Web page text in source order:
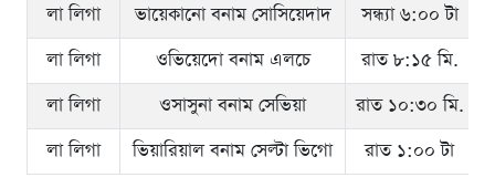
লা লিগা
ভায়েকানো বনাম সোসিয়েদাদ
সন্ধ্যা ৬:০০ টা
লা লিগা
ওভিয়েদো বনাম এলচে
রাত ৮:১৫ মি.
লা লিগা
ওসাসুনা বনাম সেভিয়া
রাত ১০:৩০ মি.
লা লিগা
ভিয়ারিয়াল বনাম সেল্টা ভিগো রাত ১:০০ টা